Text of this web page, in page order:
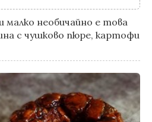
малко необичайно е това
с чушково пюре, картофи